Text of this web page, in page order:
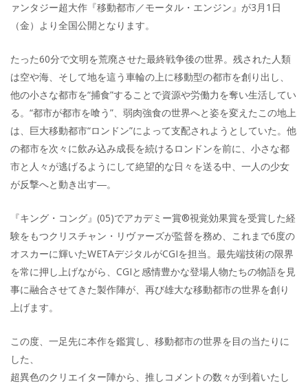
ァンタジー超大作『移動都市／モータル・エンジン』が3月1日
（金）より全国公開となります。
たった60分で文明を荒廃させた最終戦争後の世界。残された人類
は空や海、そして地を這う車輪の上に移動型の都市を創り出し、
他の小さな都市を“捕食”することで資源や労働力を奪い生活してい
る。“都市が都市を喰う”、弱肉強食の世界へと姿を変えたこの地上
は、巨大移動都市“ロンドン”によって支配されようとしていた。他
の都市を次々に飲み込み成長を続けるロンドンを前に、小さな都
市と人々が逃げるようにして絶望的な日々を送る中、一人の少女
が反撃へと動き出す―。
『キング・コング』(05)でアカデミー賞®視覚効果賞を受賞した経
験をもつクリスチャン・リヴァーズが監督を務め、これまで6度の
オスカーに輝いたWETAデジタルがCGIを担当。最先端技術の限界
を常に押し上げながら、CGIと感情豊かな登場人物たちの物語を見
事に融合させてきた製作陣が、再び雄大な移動都市の世界を創り
上げます。
この度、一足先に本作を鑑賞し、移動都市の世界を目の当たりに
した、
超異色のクリエイター陣から、推しコメントの数々が到着いたし